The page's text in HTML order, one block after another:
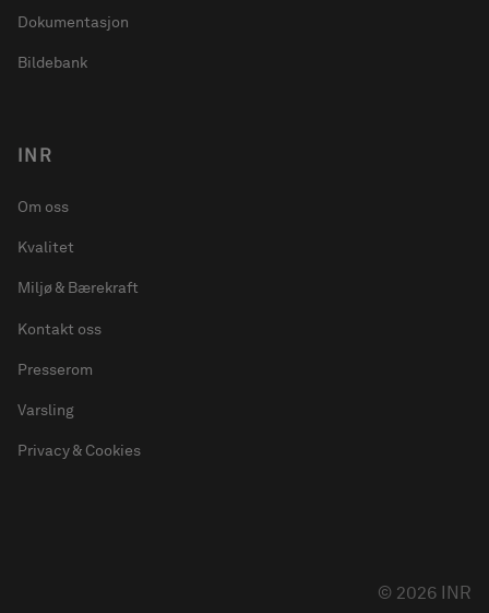
Dokumentasjon
Bildebank
INR
Om oss
Kvalitet
Miljø & Bærekraft
Kontakt oss
Presserom
Varsling
Privacy & Cookies
© 2026 INR